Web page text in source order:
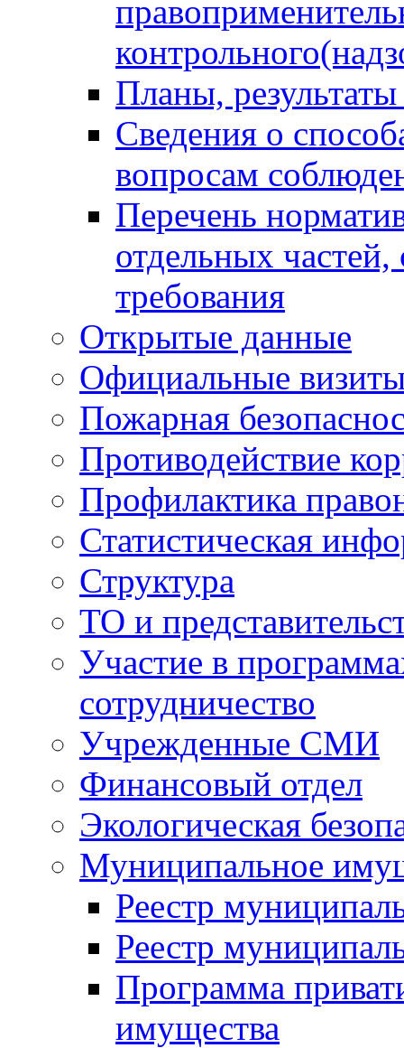
Планы,
Сведения о
вопросам
Перечень
отдельных
требования
Открытые данные
Официальные
Пожарная
Противодействие
Профилактика
Статистическая
Структура
ТО и
Участие в
сотрудничество
Учрежденные СМИ
Финансовый отдел
Экологическая
Муниципальное
Реестр
Реестр
Программа
имущества